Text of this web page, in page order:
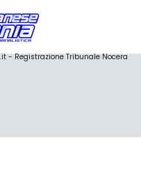
- Registrazione Tribunale Nocera